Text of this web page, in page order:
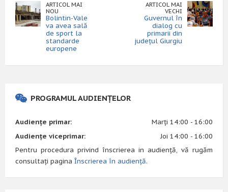
ARTICOL MAI
NOU
Bolintin-Vale
va avea sală
de sport la
standarde
europene
ARTICOL MAI
VECHI
Guvernul în
dialog cu
primarii din
județul Giurgiu
PROGRAMUL AUDIENȚELOR
Audiențe primar:
Marți 14:00 - 16:00
Audiențe viceprimar:
Joi 14:00 - 16:00
Pentru procedura privind înscrierea in audiență, vă rugăm
consultați pagina Înscrierea în audiență.